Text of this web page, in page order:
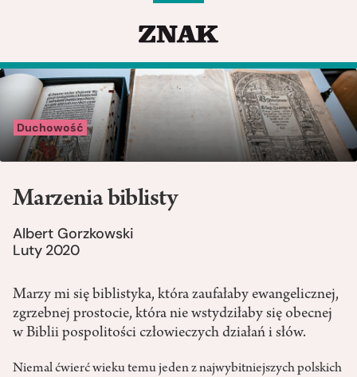
Duchowość
Marzenia biblisty
Albert Gorzkowski
Luty 2020
Marzy mi się biblistyka, która zaufałaby ewangelicznej,
zgrzebnej prostocie, która nie wstydziłaby się obecnej
w Biblii pospolitości człowieczych działań i słów.
Niemal ćwierć wieku temu jeden z najwybitniejszych polskich